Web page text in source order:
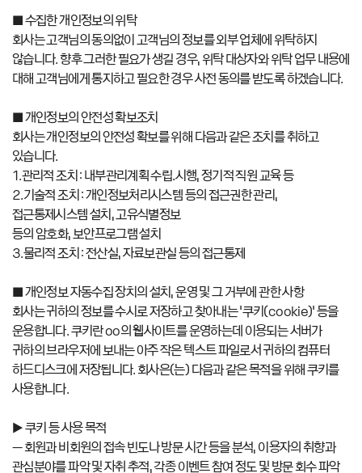
■ 수집한 개인정보의 위탁
회사는 고객님의 동의없이 고객님의 정보를 외부 업체에 위탁하지
않습니다. 향후 그러한 필요가 생길 경우, 위탁 대상자와 위탁 업무 내용에
대해 고객님에게 통지하고 필요한 경우 사전 동의를 받도록 하겠습니다.
■ 개인정보의 안전성 확보조치
회사는 개인정보의 안전성 확보를 위해 다음과 같은 조치를 취하고
있습니다.
1.관리적 조치 : 내부관리계획 수립․시행, 정기적 직원 교육 등
2.기술적 조치 : 개인정보처리시스템 등의 접근권한 관리,
접근통제시스템 설치, 고유식별정보
등의 암호화, 보안프로그램 설치
3.물리적 조치 : 전산실, 자료보관실 등의 접근통제
■ 개인정보 자동수집 장치의 설치, 운영 및 그 거부에 관한 사항
회사는 귀하의 정보를 수시로 저장하고 찾아내는 ‘쿠키(cookie)’ 등을
운용합니다. 쿠키란 oo의 웹사이트를 운영하는데 이용되는 서버가
귀하의 브라우저에 보내는 아주 작은 텍스트 파일로서 귀하의 컴퓨터
하드디스크에 저장됩니다. 회사은(는) 다음과 같은 목적을 위해 쿠키를
사용합니다.
▶ 쿠키 등 사용 목적
– 회원과 비회원의 접속 빈도나 방문 시간 등을 분석, 이용자의 취향과
관심분야를 파악 및 자취 추적, 각종 이벤트 참여 정도 및 방문 회수 파악